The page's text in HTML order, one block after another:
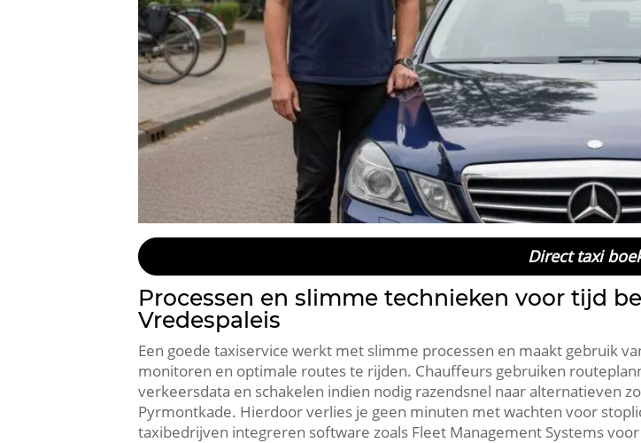
Direct taxi
Processen en slimme technieken voor tijd
Vredespaleis
Een goede taxiservice werkt met slimme processen en maakt gebruik
monitoren en optimale routes te rijden. Chauffeurs gebruiken
verkeersdata en schakelen indien nodig razendsnel naar alternatieven
Pyrmontkade. Hierdoor verlies je geen minuten met wachten voor
taxibedrijven integreren software zoals Fleet Management Systems